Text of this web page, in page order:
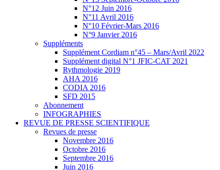
N°12 Juin 2016
N°11 Avril 2016
N°10 Février-Mars 2016
N°9 Janvier 2016
Suppléments
Supplément Cordiam n°45 – Mars/Avril 2022
Supplément digital N°1 JFIC-CAT 2021
Rythmologie 2019
AHA 2016
CODIA 2016
SFD 2015
Abonnement
INFOGRAPHIES
REVUE DE PRESSE SCIENTIFIQUE
Revues de presse
Novembre 2016
Octobre 2016
Septembre 2016
Juin 2016